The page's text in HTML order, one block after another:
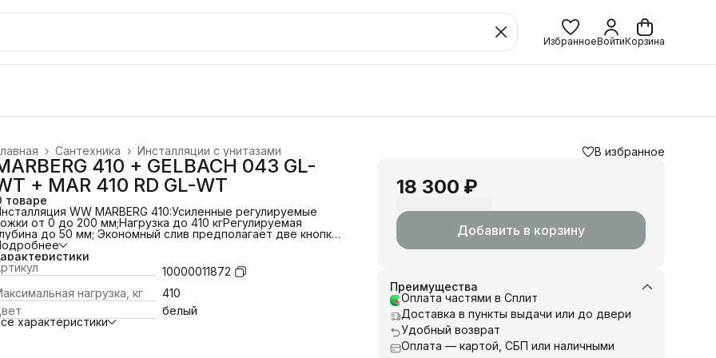
ИзбранноеВойтиКорзина
Инсталляции с унитазами
Сантехника ›
›
410 + GELBACH 043 GL-
+ MAR 410 RD GL-WT
товаре
WW MARBERG 410:Усиленные регулируемые
от 0 до 200 мм;Нагрузка до 410 кгРегулируемая
до 50 мм; Экономный слив предполагает две кнопки
– для полного и частичного слива бачка;
бачка: 3 и 6 л;
Диаметр слива: 9 см;
Монтажная глубина:
см;Монтажная высота: 100 см;Межосевое расстояние
крепеж. шпильки: 18 / 23 см.Унитаз GELBACH
Материал: санфаянс;Монтаж: подвесной;
воды;
Безободковая конструкция
Антибактериальное покрытие (технология
10000011872
нагрузка, кг
410
белый
характеристики
В избранное
18 300 ₽
Добавить в корзину
Преимущества
Оплата частями в Сплит
Доставка в пункты выдачи или до двери
Удобный возврат
Оплата — картой, СБП или наличными